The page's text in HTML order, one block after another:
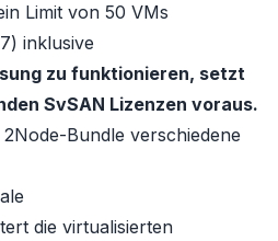
Limit von 50 VMs
inklusive
zu funktionieren, setzt
SvSAN Lizenzen voraus.
2Node-Bundle verschiedene
die virtualisierten